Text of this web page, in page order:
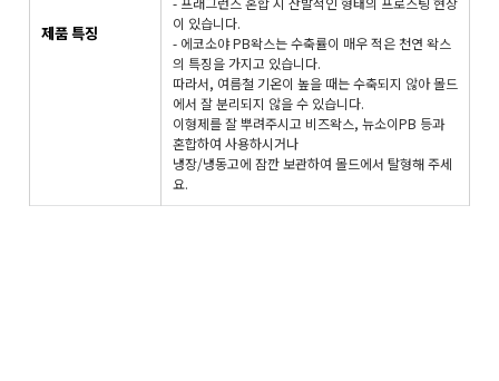
제품 특징
이 있습니다.
- 에코소야 PB왁스는 수축률이 매우 적은 천연 왁스
의 특징을 가지고 있습니다.
따라서, 여름철 기온이 높을 때는 수축되지 않아 몰드
에서 잘 분리되지 않을 수 있습니다.
이형제를 잘 뿌려주시고 비즈왁스, 뉴소이PB 등과
혼합하여 사용하시거나
냉장/냉동고에 잠깐 보관하여 몰드에서 탈형해 주세
요.